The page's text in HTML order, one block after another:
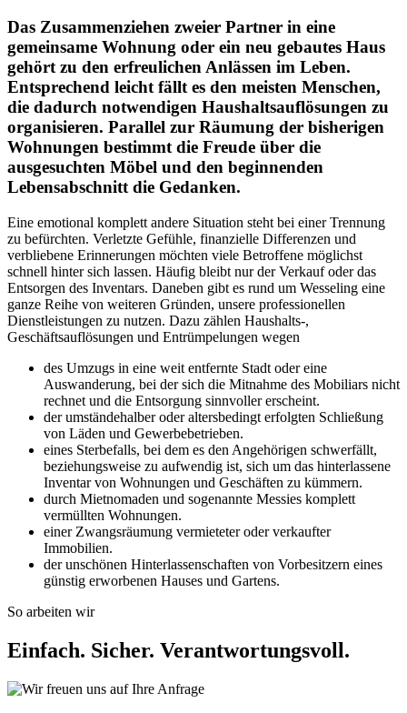
Das Zusammenziehen zweier Partner in eine
gemeinsame Wohnung oder ein neu gebautes Haus
gehört zu den erfreulichen Anlässen im Leben.
Entsprechend leicht fällt es den meisten Menschen,
die dadurch notwendigen Haushaltsauflösungen zu
organisieren. Parallel zur Räumung der bisherigen
Wohnungen bestimmt die Freude über die
ausgesuchten Möbel und den beginnenden
Lebensabschnitt die Gedanken.
Eine emotional komplett andere Situation steht bei einer Trennung
zu befürchten. Verletzte Gefühle, finanzielle Differenzen und
verbliebene Erinnerungen möchten viele Betroffene möglichst
schnell hinter sich lassen. Häufig bleibt nur der Verkauf oder das
Entsorgen des Inventars. Daneben gibt es rund um Wesseling eine
ganze Reihe von weiteren Gründen, unsere professionellen
Dienstleistungen zu nutzen. Dazu zählen Haushalts-,
Geschäftsauflösungen und Entrümpelungen wegen
des Umzugs in eine weit entfernte Stadt oder eine
Auswanderung, bei der sich die Mitnahme des Mobiliars nicht
rechnet und die Entsorgung sinnvoller erscheint.
der umständehalber oder altersbedingt erfolgten Schließung
von Läden und Gewerbebetrieben.
eines Sterbefalls, bei dem es den Angehörigen schwerfällt,
beziehungsweise zu aufwendig ist, sich um das hinterlassene
Inventar von Wohnungen und Geschäften zu kümmern.
durch Mietnomaden und sogenannte Messies komplett
vermüllten Wohnungen.
einer Zwangsräumung vermieteter oder verkaufter
Immobilien.
der unschönen Hinterlassenschaften von Vorbesitzern eines
günstig erworbenen Hauses und Gartens.
So arbeiten wir
Einfach. Sicher. Verantwortungsvoll.